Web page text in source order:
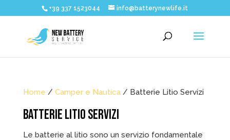
+39 337 1523044 info@batterynewlife.it
Home / Camper e Nautica/ Batterie Litio Servizi
BATTERIE LITIO SERVIZI
Le batterie al litio sono un servizio fondamentale